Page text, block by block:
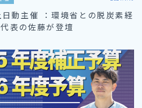
動主催 ：環境省との脱炭素経
表の佐藤が登壇